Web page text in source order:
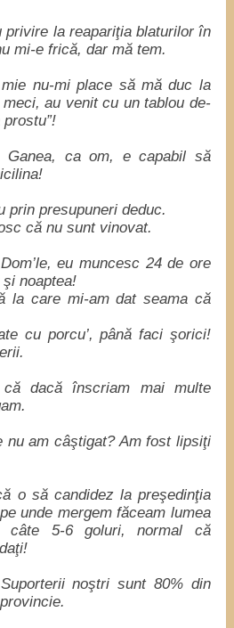
privire la reapariţia blaturilor în
mi-e frică, dar mă tem.
nu-mi place să mă duc la
au venit cu un tablou de-
Ganea, ca om, e capabil să
prin presupuneri deduc.
că nu sunt vinovat.
Dom’le, eu muncesc 24 de ore
noaptea!
la care mi-am dat seama că
cu porcu’, până faci şorici!
că dacă înscriam mai multe
nu am câştigat? Am fost lipsiţi
o să candidez la preşedinţia
unde mergem făceam lumea
câte 5-6 goluri, normal că
Suporterii noştri sunt 80% din